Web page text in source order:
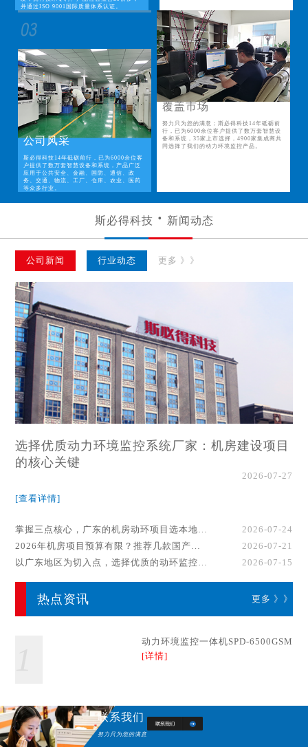
并通过ISO 9001国际质量体系认证。
公司风采
斯必得科技14年砥砺前行，已为6000余位客
户提供了数万套智慧设备和系统，产品广泛
应用于公共安全、金融、国防、通信、政
务、交通、物流、工厂、仓库、农业、医药
等众多行业。
覆盖市场
努力只为您的满意；斯必得科技14年砥砺前
行，已为6000余位客户提供了数万套智慧设
备和系统，35家上市选择，4900家集成商共
同选择了我们的动力环境监控产品。
斯必得科技 新闻动态
公司新闻 行业动态 更多 》》
选择优质动力环境监控系统厂家：机房建设项目
的核心关键
2026-07-27
[查看详情]
掌握三点核心，广东的机房动环项目选本地厂家事半功倍！
2026-07-24
2026年机房项目预算有限？推荐几款国产动环监控系统品牌
2026-07-21
以广东地区为切入点，选择优质的动环监控系统厂家
2026-07-15
热点资讯 更多 》》
动力环境监控一体机SPD-6500GSM
[详情]
联系我们
努力只为您的满意